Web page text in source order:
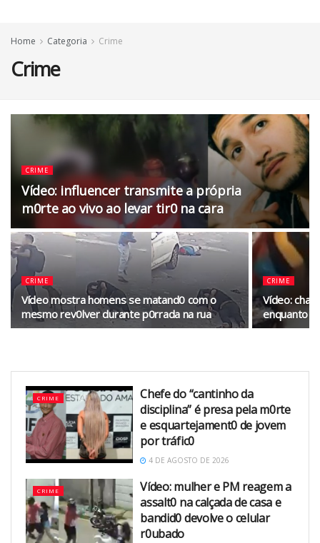
Home Categoria Crime
Crime
CRIME
Vídeo: influencer transmite a própria
m0rte ao vivo ao levar tir0 na cara
CRIME
Vídeo mostra homens se matand0 com o
mesmo rev0lver durante p0rrada na rua
CRIME
Vídeo:
enquanto
CRIME
Chefe do “cantinho da
disciplina” é presa pela m0rte
e esquartejament0 de jovem
por tráfic0
4 DE AGOSTO DE 2026
CRIME
Vídeo: mulher e PM reagem a
assalt0 na calçada de casa e
bandid0 devolve o celular
r0ubado